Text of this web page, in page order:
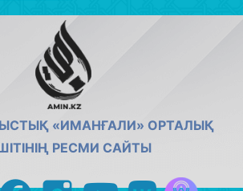
«ИМАНҒАЛИ» ОРТАЛЫҚ
РЕСМИ САЙТЫ
facebookinstagramyoutubevk